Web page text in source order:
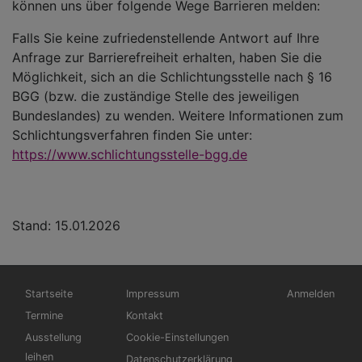
können uns über folgende Wege Barrieren melden:
Falls Sie keine zufriedenstellende Antwort auf Ihre
Anfrage zur Barrierefreiheit erhalten, haben Sie die
Möglichkeit, sich an die Schlichtungsstelle nach § 16
BGG (bzw. die zuständige Stelle des jeweiligen
Bundeslandes) zu wenden. Weitere Informationen zum
Schlichtungsverfahren finden Sie unter:
https://www.schlichtungsstelle-bgg.de
Stand: 15.01.2026
Hauptnavigation
Startseite
Termine
Ausstellung
leihen
Fußbereichsmenü
Impressum
Kontakt
Cookie-Einstellungen
Datenschutzerklärung
Anmelden